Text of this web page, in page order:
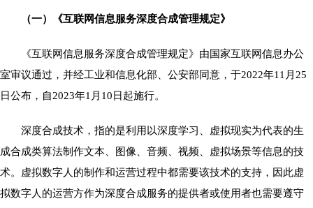
（一）《互联网信息服务深度合成管理规定》
《互联网信息服务深度合成管理规定》由国家互联网信息办公
室审议通过，并经工业和信息化部、公安部同意，于2022年11月25
日公布，自2023年1月10日起施行。
深度合成技术，指的是利用以深度学习、虚拟现实为代表的生
成合成类算法制作文本、图像、音频、视频、虚拟场景等信息的技
术。虚拟数字人的制作和运营过程中都需要该技术的支持，因此虚
拟数字人的运营方作为深度合成服务的提供者或使用者也需要遵守